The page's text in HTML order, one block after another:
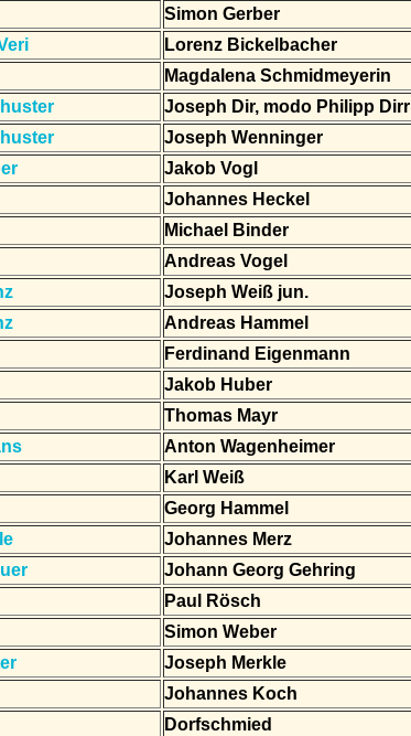
Simon Gerber
Lorenz Bickelbacher
Magdalena Schmidmeyerin
Joseph Dir, modo Philipp Dirr
Joseph Wenninger
Jakob Vogl
Johannes Heckel
Michael Binder
Andreas Vogel
Joseph Weiß jun.
Andreas Hammel
Ferdinand Eigenmann
Jakob Huber
Thomas Mayr
Anton Wagenheimer
Karl Weiß
Georg Hammel
Johannes Merz
Johann Georg Gehring
Paul Rösch
Simon Weber
Joseph Merkle
Johannes Koch
Dorfschmied